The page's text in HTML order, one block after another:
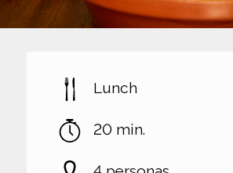
Lunch
20 min.